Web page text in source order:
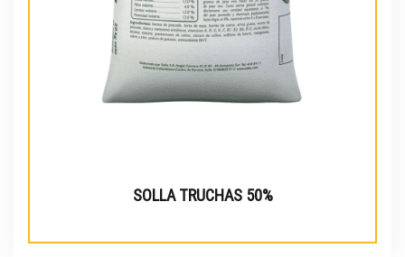
SOLLA TRUCHAS 50%